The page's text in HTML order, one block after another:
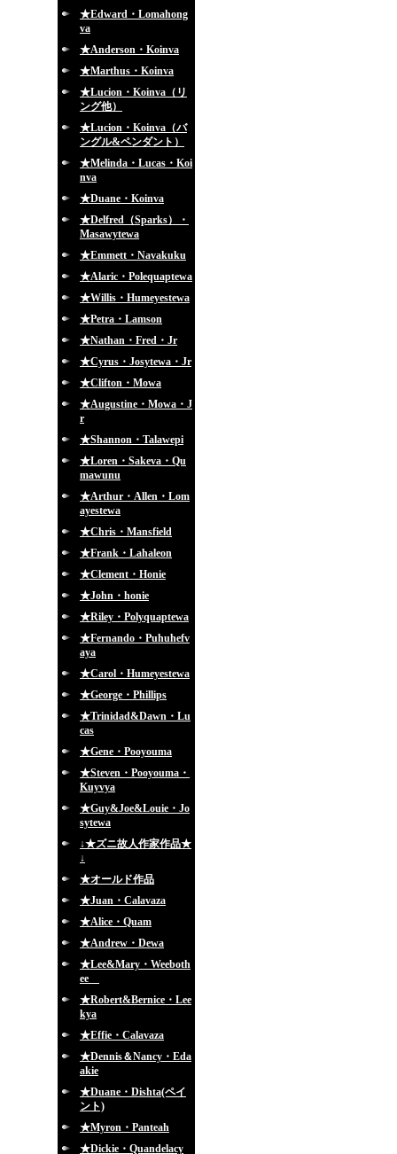
★Edward・Lomahong
va
★Anderson・Koinva
★Marthus・Koinva
★Lucion・Koinva（リ
ング他）
★Lucion・Koinva（バ
ングル&ペンダント）
★Melinda・Lucas・Koi
nva
★Duane・Koinva
★Delfred（Sparks）・
Masawytewa
★Emmett・Navakuku
★Alaric・Polequaptewa
★Willis・Humeyestewa
★Petra・Lamson
★Nathan・Fred・Jr
★Cyrus・Josytewa・Jr
★Clifton・Mowa
★Augustine・Mowa・J
r
★Shannon・Talawepi
★Loren・Sakeva・Qu
mawunu
★Arthur・Allen・Lom
ayestewa
★Chris・Mansfield
★Frank・Lahaleon
★Clement・Honie
★John・honie
★Riley・Polyquaptewa
★Fernando・Puhuhefv
aya
★Carol・Humeyestewa
★George・Phillips
★Trinidad&Dawn・Lu
cas
★Gene・Pooyouma
★Steven・Pooyouma・
Kuyvya
★Guy&Joe&Louie・Jo
sytewa
↓★ズニ故人作家作品★
↓
★オールド作品
★Juan・Calavaza
★Alice・Quam
★Andrew・Dewa
★Lee&Mary・Weeboth
ee
★Robert&Bernice・Lee
kya
★Effie・Calavaza
★Dennis＆Nancy・Eda
akie
★Duane・Dishta(ペイ
ント)
★Myron・Panteah
★Dickie・Quandelacy